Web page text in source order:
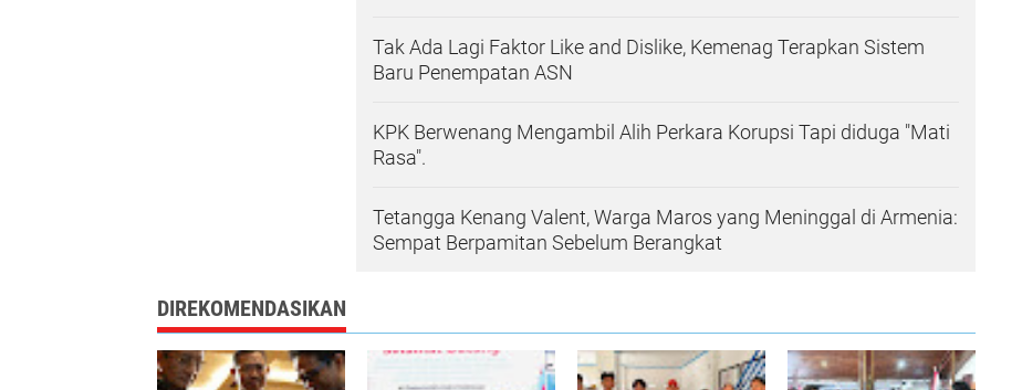
Tak Ada Lagi Faktor Like and Dislike, Kemenag Terapkan Sistem
Baru Penempatan ASN
KPK Berwenang Mengambil Alih Perkara Korupsi Tapi diduga "Mati
Rasa".
Tetangga Kenang Valent, Warga Maros yang Meninggal di Armenia:
Sempat Berpamitan Sebelum Berangkat
DIREKOMENDASIKAN